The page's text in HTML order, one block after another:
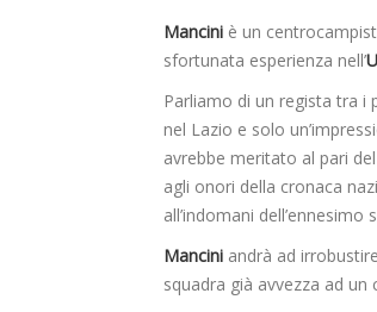
Mancini è un
sfortunata esperienza nell’
Parliamo di un regista tra i
nel Lazio e solo
avrebbe meritato al pari
agli onori della cronaca
all’indomani
Mancini andrà ad
squadra già avvezza ad un